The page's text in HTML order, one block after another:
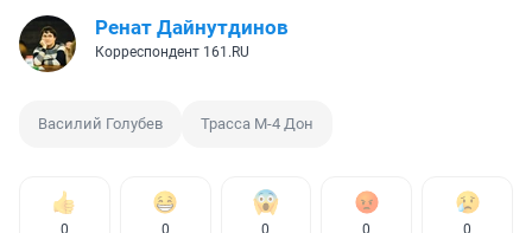
Ренат Дайнутдинов
Корреспондент 161.RU
Василий Голубев Трасса М-4 Дон